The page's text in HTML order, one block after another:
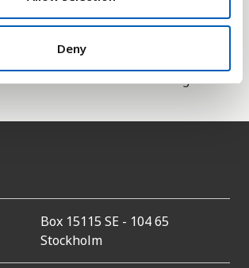
Deny
statistik över hur fertilitetstalet
än beräknat. Denna statistik
länken till UN Data till höger.
Box 15115 SE - 104 65
Stockholm